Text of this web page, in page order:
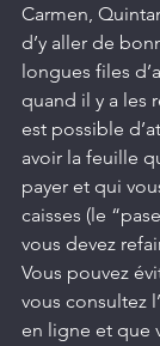
Carmen,
d’y aller de
longues files
quand il y a les
est possible
avoir la feuille
payer et qui
caisses (le
vous devez
Vous pouvez
vous consultez
en ligne et que